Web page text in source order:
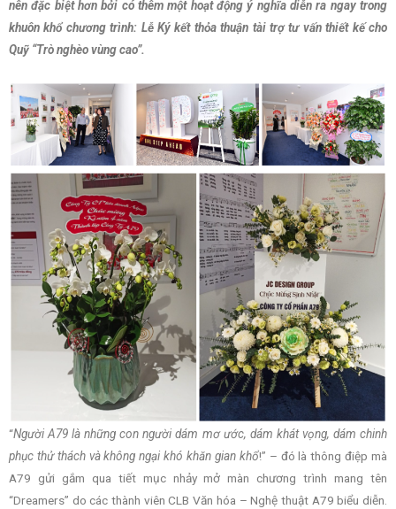
nên đặc biệt hơn bởi có thêm một hoạt động ý nghĩa diễn ra ngay trong
khuôn khổ chương trình: Lễ Ký kết thỏa thuận tài trợ tư vấn thiết kế cho
Quỹ “Trò nghèo vùng cao”.
“Người A79 là những con người dám mơ ước, dám khát vọng, dám chinh
phục thử thách và không ngại khó khăn gian khổ!” – đó là thông điệp mà
A79 gửi gắm qua tiết mục nhảy mở màn chương trình mang tên
“Dreamers” do các thành viên CLB Văn hóa – Nghệ thuật A79 biểu diễn.